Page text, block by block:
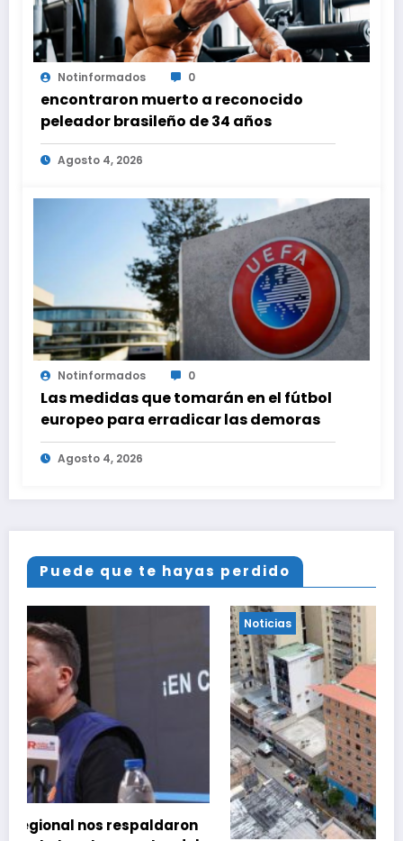
Notinformados 0
encontraron muerto a reconocido
peleador brasileño de 34 años
Agosto 4, 2026
Notinformados 0
Las medidas que tomarán en el fútbol
europeo para erradicar las demoras
Agosto 4, 2026
Puede que te hayas perdido
Noticias